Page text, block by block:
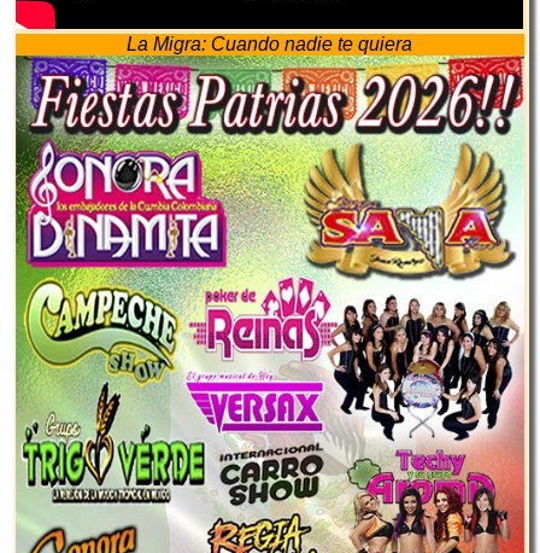
La Migra: Cuando nadie te quiera